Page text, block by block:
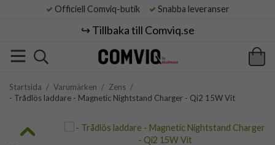
Officiell Comviq-butik Snabba leveranser
↪️ Tillbaka till Comviq.se
Startsida / Varumärken / Zens /
- Trådlös laddare - Magnetic Nightstand Charger - Qi2 15W Vit